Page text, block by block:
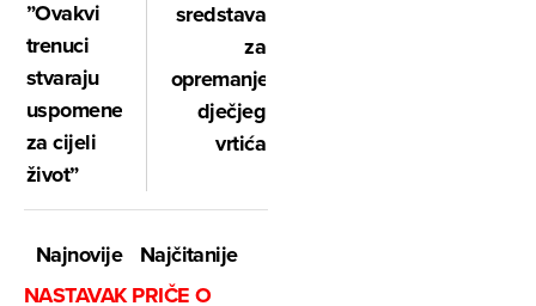
”Ovakvi
trenuci
stvaraju
uspomene
za cijeli
život”
sredstava
za
opremanje
dječjeg
vrtića
Najnovije
Najčitanije
NASTAVAK PRIČE O